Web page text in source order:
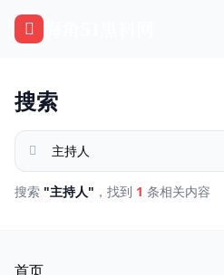
跳过导航
搜索
搜索 "主持人" ，找到 1 条相关内容
首页